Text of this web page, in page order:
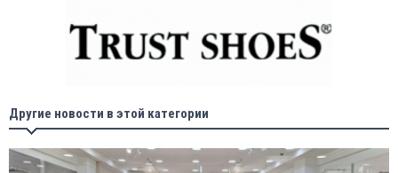
Другие новости в этой категории